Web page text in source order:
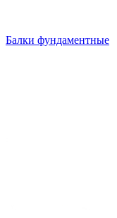
Балки фундаментные